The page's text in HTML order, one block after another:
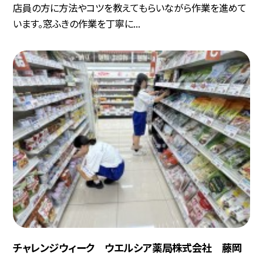
店員の方に方法やコツを教えてもらいながら作業を進めて
います。窓ふきの作業を丁寧に...
チャレンジウィーク ウエルシア薬局株式会社 藤岡